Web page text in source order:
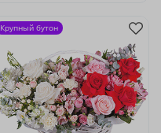
Крупный бутон